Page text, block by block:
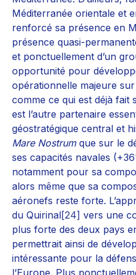
Méditerranée orientale et
renforcé sa présence en
présence quasi-
et ponctuellement d’un
opportunité pour
opérationnelle majeure
comme ce qui est déjà fait
est l’autre partenaire
géostratégique central et
Mare Nostrumque sur le
ses capacités navales
notamment pour sa
alors même que sa
aéronefs reste forte.
du Quirinal[24] vers une
plus forte des deux pays
permettrait ainsi de
intéressante pour la
l’Europe. Plus